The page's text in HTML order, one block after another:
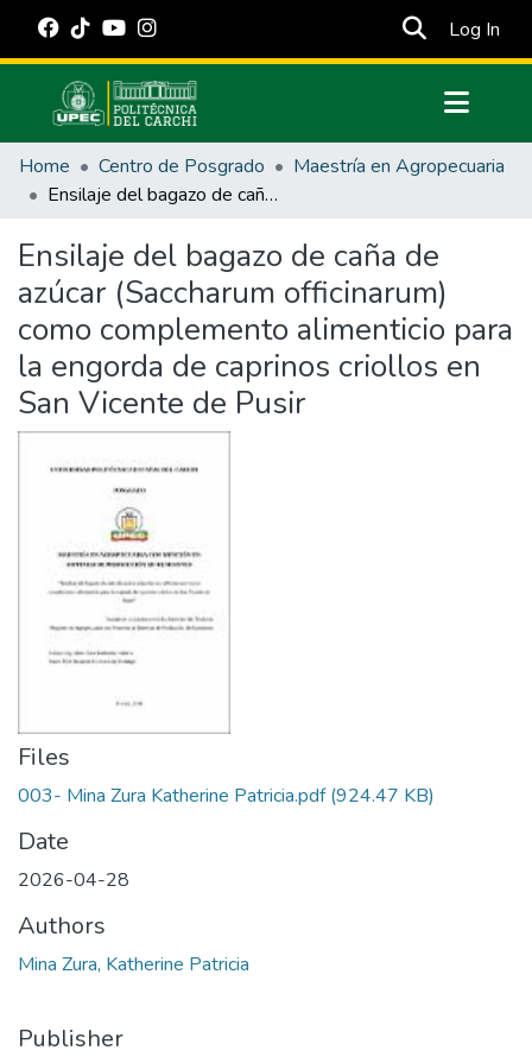
Log In
Communities & Collections
All of DSpace
Estadísticas Externas
Home Centro de Posgrado
Maestría en Agropecuaria
Ensilaje del bagazo de caña de azúcar (Saccharum officinarum) como complemento alimenticio para la engorda de caprinos criollos en San Vicente de Pusir
Ensilaje del bagazo de caña de
azúcar (Saccharum officinarum)
como complemento alimenticio para
la engorda de caprinos criollos en
San Vicente de Pusir
Files
003- Mina Zura Katherine Patricia.pdf(924.47 KB)
Date
2026-04-28
Authors
Mina Zura, Katherine Patricia
Publisher